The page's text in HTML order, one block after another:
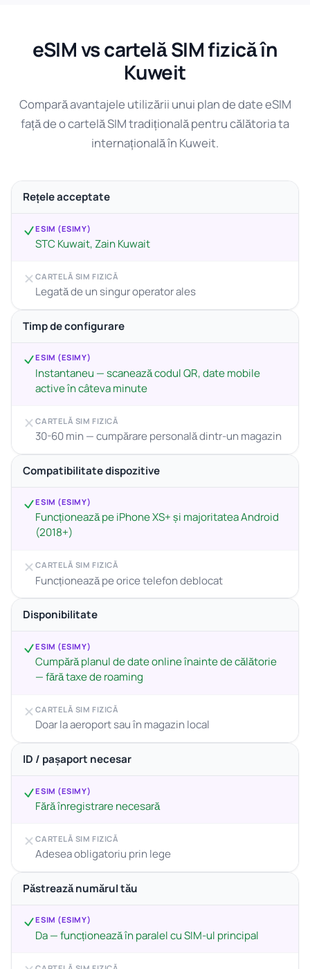
eSIM vs cartelă SIM fizică în
Kuweit
Compară avantajele utilizării unui plan de date eSIM
față de o cartelă SIM tradițională pentru călătoria ta
internațională în Kuweit.
Rețele acceptate
ESIM (ESIMY)
STC Kuwait, Zain Kuwait
CARTELĂ SIM FIZICĂ
Legată de un singur operator ales
Timp de configurare
ESIM (ESIMY)
Instantaneu — scanează codul QR, date mobile
active în câteva minute
CARTELĂ SIM FIZICĂ
30-60 min — cumpărare personală dintr-un magazin
Compatibilitate dispozitive
ESIM (ESIMY)
Funcționează pe iPhone XS+ și majoritatea Android
(2018+)
CARTELĂ SIM FIZICĂ
Funcționează pe orice telefon deblocat
Disponibilitate
ESIM (ESIMY)
Cumpără planul de date online înainte de călătorie
— fără taxe de roaming
CARTELĂ SIM FIZICĂ
Doar la aeroport sau în magazin local
ID / pașaport necesar
ESIM (ESIMY)
Fără înregistrare necesară
CARTELĂ SIM FIZICĂ
Adesea obligatoriu prin lege
Păstrează numărul tău
ESIM (ESIMY)
Da — funcționează în paralel cu SIM-ul principal